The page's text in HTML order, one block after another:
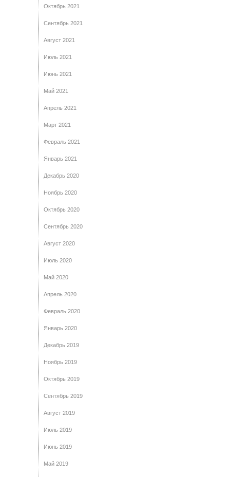
Октябрь 2021
Сентябрь 2021
Август 2021
Июль 2021
Июнь 2021
Май 2021
Апрель 2021
Март 2021
Февраль 2021
Январь 2021
Декабрь 2020
Ноябрь 2020
Октябрь 2020
Сентябрь 2020
Август 2020
Июль 2020
Май 2020
Апрель 2020
Февраль 2020
Январь 2020
Декабрь 2019
Ноябрь 2019
Октябрь 2019
Сентябрь 2019
Август 2019
Июль 2019
Июнь 2019
Май 2019